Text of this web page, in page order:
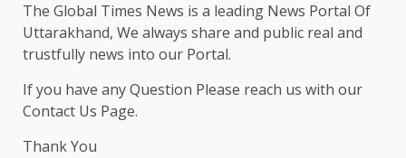
The Global Times News is a leading News Portal Of
Uttarakhand, We always share and public real and
trustfully news into our Portal.
If you have any Question Please reach us with our
Contact Us Page.
Thank You